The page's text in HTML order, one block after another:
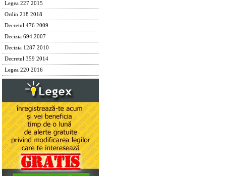
Legea 227 2015
Ordin 218 2018
Decretul 476 2009
Decizia 694 2007
Decizia 1287 2010
Decretul 359 2014
Legea 220 2016